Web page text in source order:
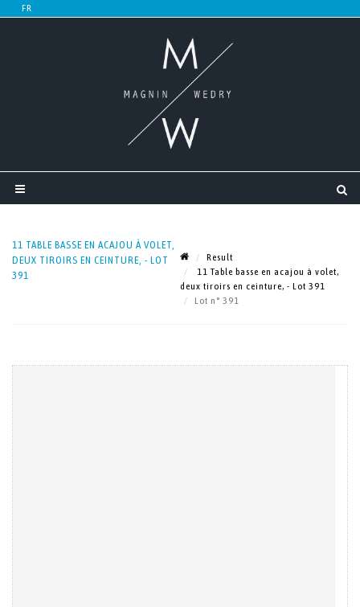
11 TABLE BASSE EN ACAJOU À VOLET,
DEUX TIROIRS EN CEINTURE, - LOT
391
Result
11 Table basse en acajou à volet,
deux tiroirs en ceinture, - Lot 391
Lot n° 391